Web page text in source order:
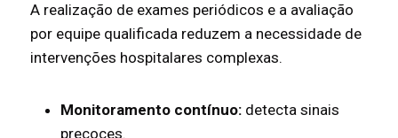
A realização de exames periódicos e a avaliação
por equipe qualificada reduzem a necessidade de
intervenções hospitalares complexas.
Monitoramento contínuo: detecta sinais
precoces.